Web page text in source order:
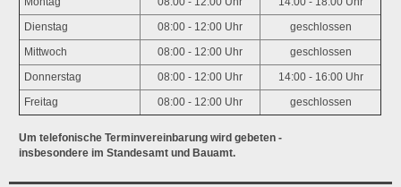
Dienstag 08:00 - 12:00 Uhr geschlossen
Mittwoch 08:00 - 12:00 Uhr geschlossen
Donnerstag 08:00 - 12:00 Uhr 14:00 - 16:00 Uhr
Freitag 08:00 - 12:00 Uhr geschlossen
Um telefonische Terminvereinbarung wird gebeten -
insbesondere im Standesamt und Bauamt.